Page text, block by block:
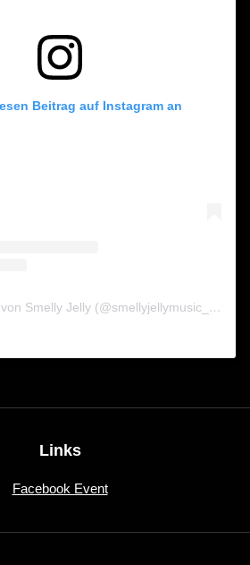
Beitrag auf Instagram an
Ein Beitrag geteilt von Smelly Jelly (@smellyjellymusic_official)
Links
Facebook Event